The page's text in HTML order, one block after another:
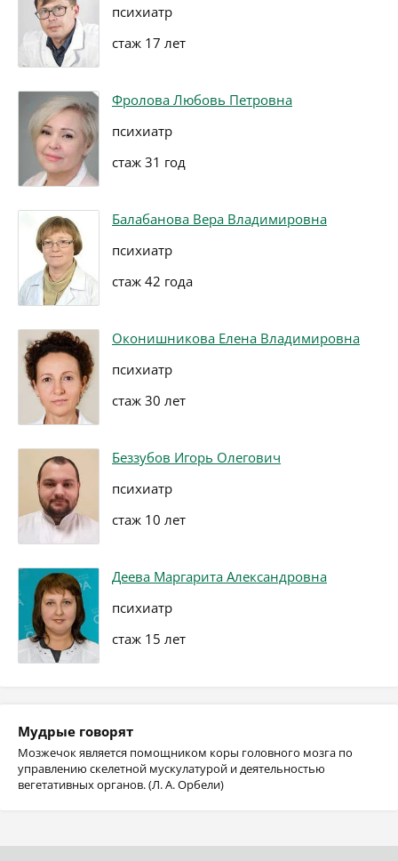
психиатр
стаж 17 лет
Фролова Любовь Петровна
психиатр
стаж 31 год
Балабанова Вера Владимировна
психиатр
стаж 42 года
Оконишникова Елена Владимировна
психиатр
стаж 30 лет
Беззубов Игорь Олегович
психиатр
стаж 10 лет
Деева Маргарита Александровна
психиатр
стаж 15 лет
Мудрые говорят
Мозжечок является помощником коры головного мозга по
управлению скелетной мускулатурой и деятельностью
вегетативных органов. (Л. А. Орбели)